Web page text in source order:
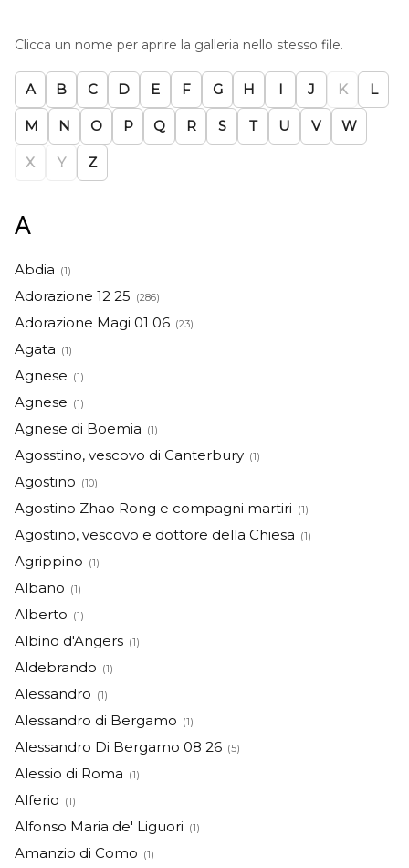
Clicca un nome per aprire la galleria nello stesso file.
A B C D E F G H I J K L
M N O P Q R S T U V W
X Y Z
A
Abdia (1)
Adorazione 12 25 (286)
Adorazione Magi 01 06 (23)
Agata (1)
Agnese (1)
Agnese (1)
Agnese di Boemia (1)
Agosstino, vescovo di Canterbury (1)
Agostino (10)
Agostino Zhao Rong e compagni martiri (1)
Agostino, vescovo e dottore della Chiesa (1)
Agrippino (1)
Albano (1)
Alberto (1)
Albino d'Angers (1)
Aldebrando (1)
Alessandro (1)
Alessandro di Bergamo (1)
Alessandro Di Bergamo 08 26 (5)
Alessio di Roma (1)
Alferio (1)
Alfonso Maria de' Liguori (1)
Amanzio di Como (1)